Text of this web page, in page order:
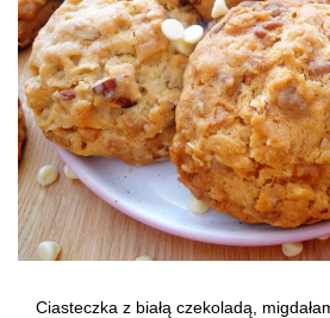
Ciasteczka z białą czekoladą,